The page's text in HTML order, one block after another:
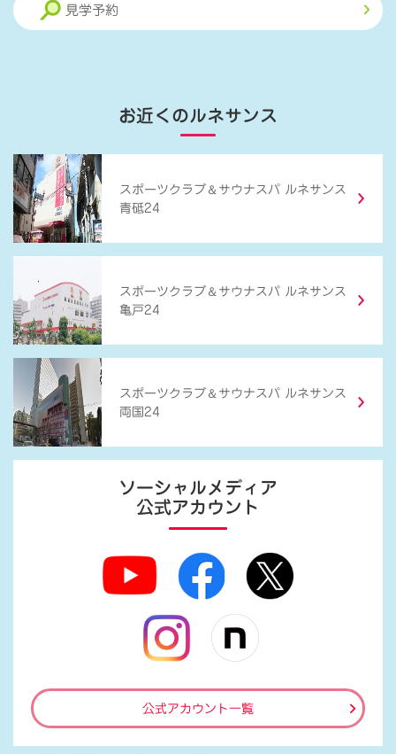
見学予約
お近くのルネサンス
スポーツクラブ ＆ サウナスパ ルネサンス
青砥24
スポーツクラブ ＆ サウナスパ ルネサンス
亀戸24
スポーツクラブ ＆ サウナスパ ルネサンス
両国24
ソーシャルメディア
公式アカウント
公式アカウント一覧